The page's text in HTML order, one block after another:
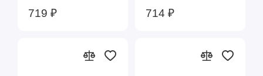
евроконус, латунь,
с уплотнением O-
719 ₽
уплотнением O-
RING EVR08.1212
714 ₽